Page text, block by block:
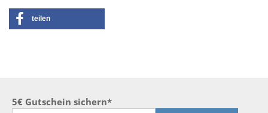
teilen
5€ Gutschein sichern*